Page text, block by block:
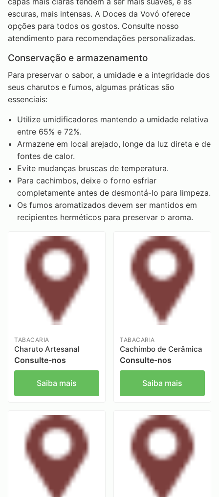
escuras, mais intensas. A Doces da Vovó oferece
opções para todos os gostos. Consulte nosso
atendimento para recomendações personalizadas.
Conservação e armazenamento
Para preservar o sabor, a umidade e a integridade dos
seus charutos e fumos, algumas práticas são
essenciais:
Utilize umidificadores mantendo a umidade relativa
entre 65% e 72%.
Armazene em local arejado, longe da luz direta e de
fontes de calor.
Evite mudanças bruscas de temperatura.
Para cachimbos, deixe o forno esfriar
completamente antes de desmontá-lo para limpeza.
Os fumos aromatizados devem ser mantidos em
recipientes herméticos para preservar o aroma.
TABACARIA
Charuto Artesanal
Consulte-nos
Saiba mais
TABACARIA
Cachimbo de Cerâmica
Consulte-nos
Saiba mais